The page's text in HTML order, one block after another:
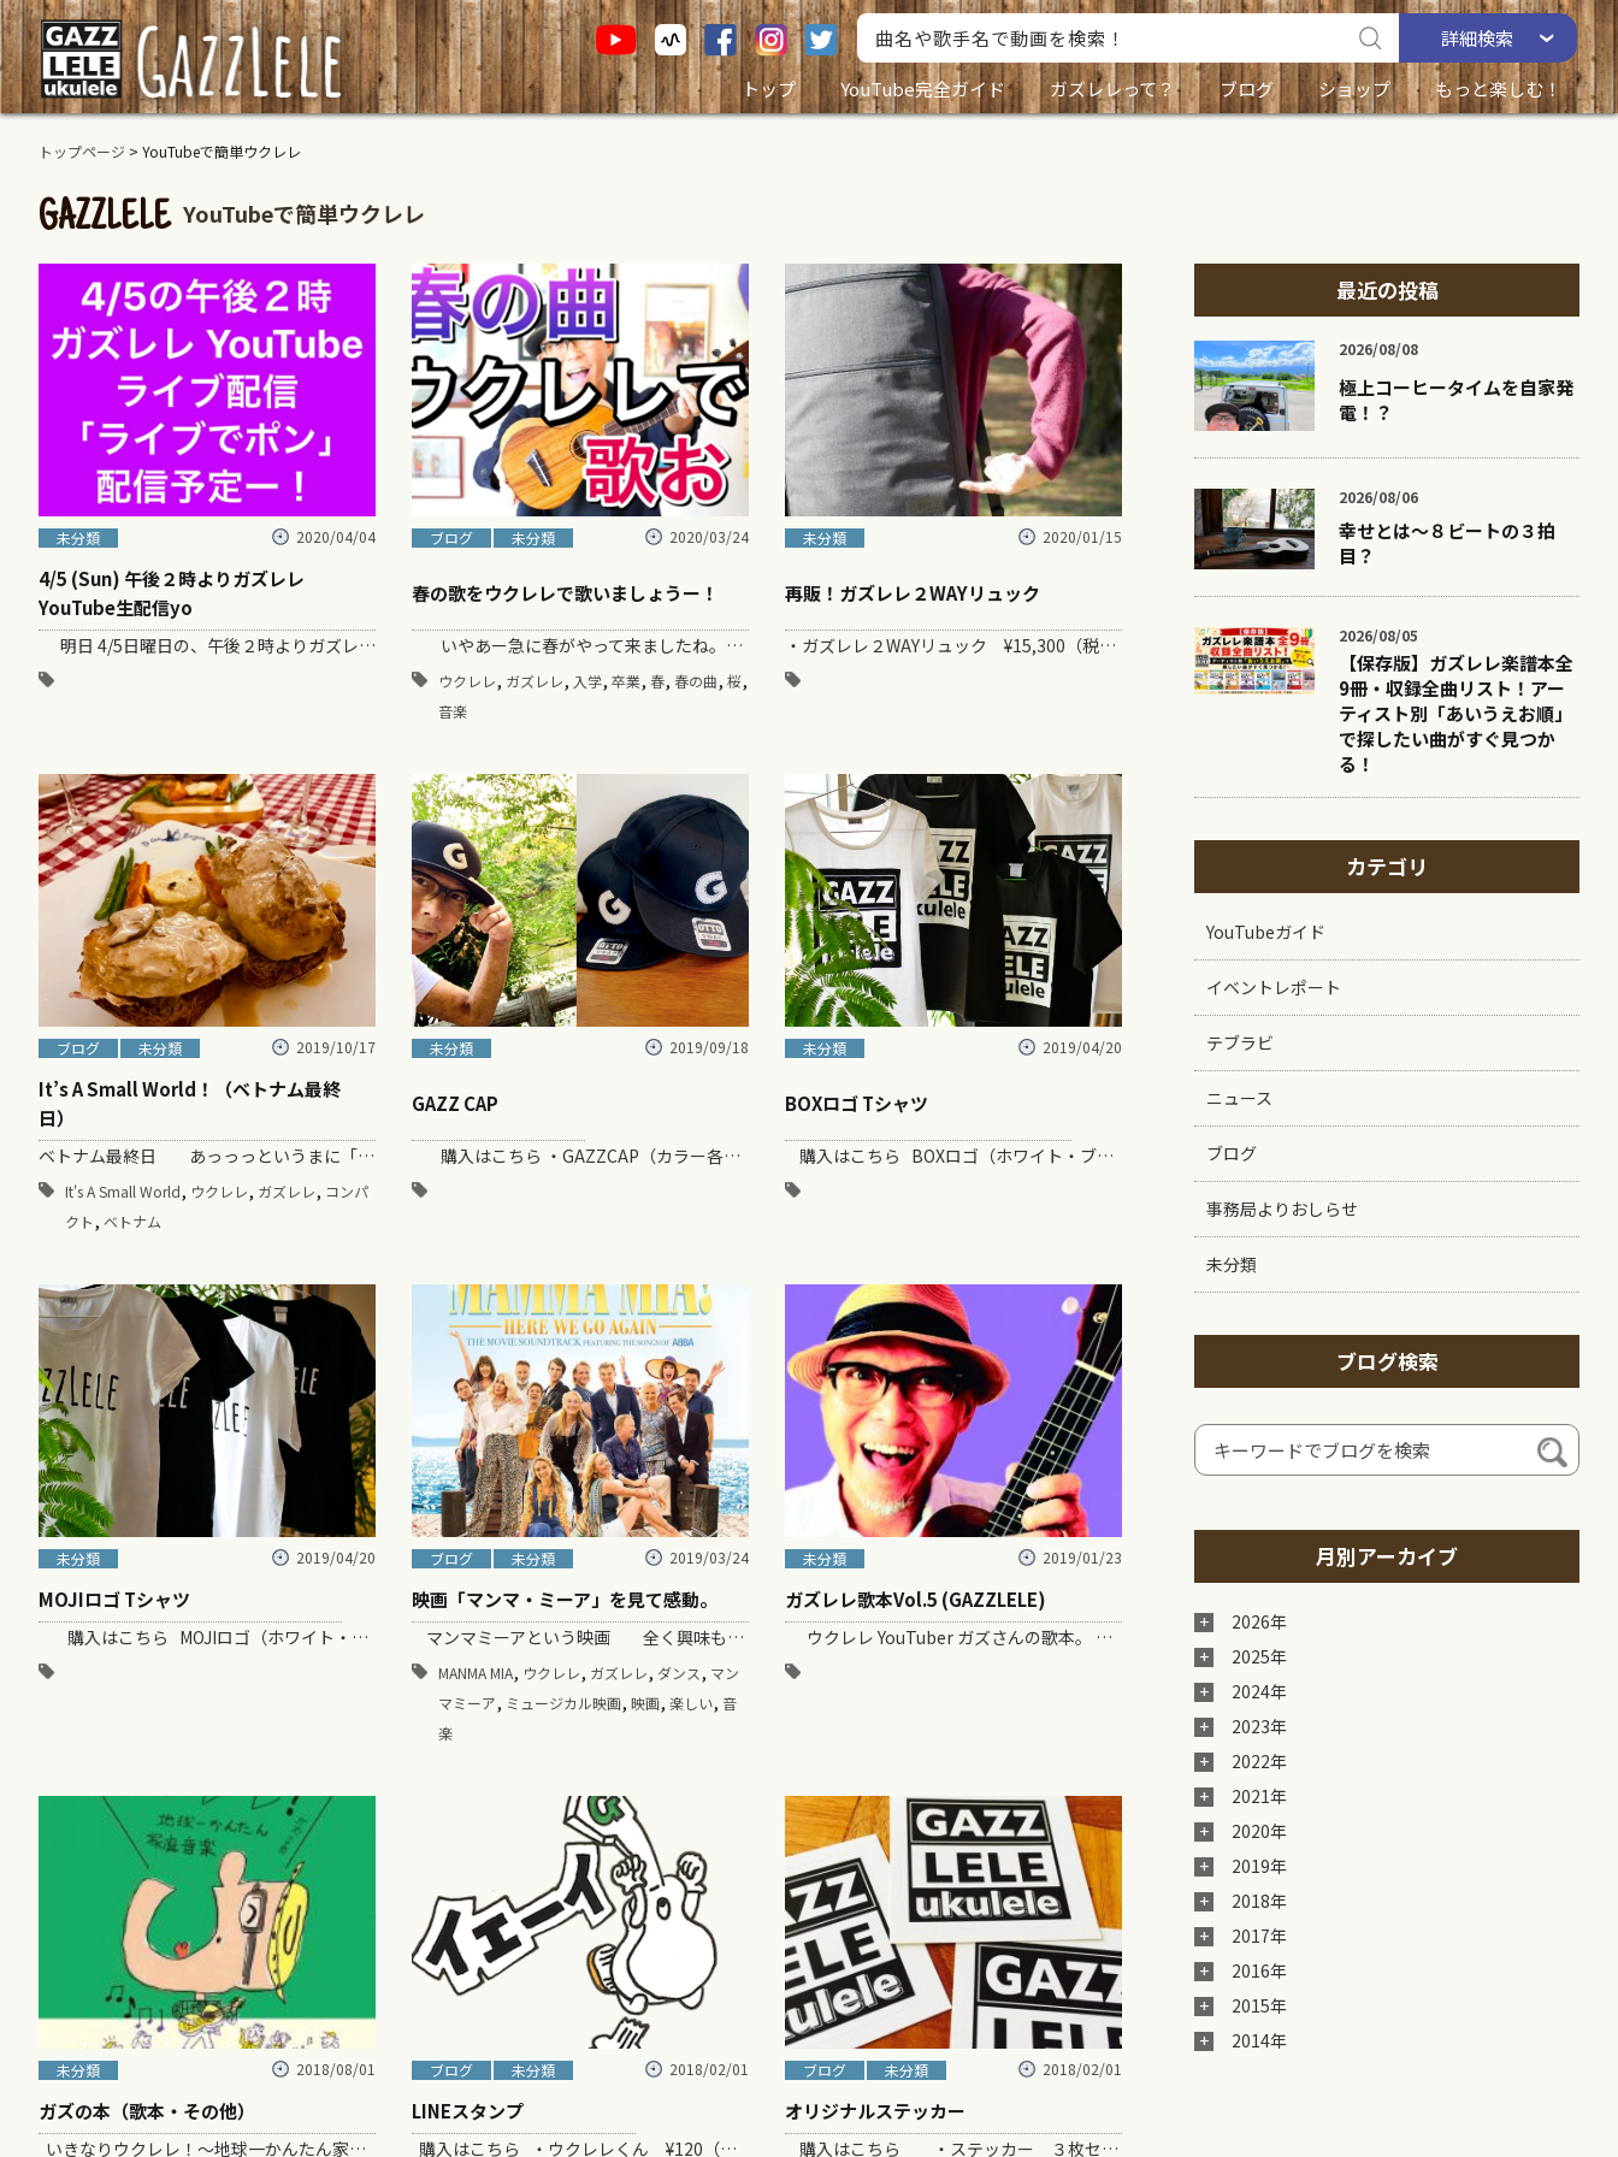
詳細検索
トップ
YouTube完全ガイド ガズレレって？ ブログ ショップ もっと楽しむ！
トップページ > YouTubeで簡単ウクレレ
GAZZLELE YouTubeで簡単ウクレレ
未分類 2020/04/04
4/5 (Sun) 午後２時よりガズレレ
YouTube生配信yo
明日 4/5日曜日の、午後２時よりガズレレYouTube生配信予定！ 是非ご…
ブログ 未分類 2020/03/24
春の歌をウクレレで歌いましょうー！
いやあー急に春がやって来ましたね。。 &nb…
ウクレレ, ガズレレ, 入学, 卒業, 春, 春の曲, 桜,
音楽
未分類 2020/01/15
再販！ガズレレ２WAYリュック
・ガズレレ２WAYリュック ¥15,300（税込・送料無料） 【予約販売開始 限定100個】 お待たせ致しました！…
ブログ 未分類 2019/10/17
It’s A Small World！（ベトナム最終
日）
ベトナム最終日 あっっっというまに「ガズと行くベトナムツアー＋セミオーダーウクレレツアー」終了！ &nb…
It's A Small World, ウクレレ, ガズレレ, コンパ
クト , ベトナム
未分類 2019/09/18
GAZZ CAP
購入はこちら ・GAZZCAP（カラー各種） ¥5100（税込・送料無料） いつもの洋…
未分類 2019/04/20
BOXロゴ Tシャツ
購入はこちら BOXロゴ（ホワイト・ブラック） ¥3,590(税込・送料無料) タグ仕様：全サイズ共通 ・襟ぐりGAZZLE…
未分類 2019/04/20
MOJIロゴ Tシャツ
購入はこちら MOJIロゴ（ホワイト・ブラック）¥3,590（税込・送料無料） MOJIロゴ（限定MOJIカラ…
ブログ 未分類 2019/03/24
映画「マンマ・ミーア」を見て感動。
マンマミーアという映画 全く興味もなかったんですが、なんとなく、この映画を見…
MANMA MIA, ウクレレ, ガズレレ, ダンス , マン
マミーア, ミュージカル映画, 映画, 楽しい, 音
楽
未分類 2019/01/23
ガズレレ歌本Vol.5 (GAZZLELE)
ウクレレ YouTuber ガズさんの歌本。 ガズさん手書きのチョー楽しい譜面。 第四弾！ ******…
未分類 2018/08/01
ガズの本（歌本・その他）
いきなりウクレレ！〜地球一かんたん家庭音楽〜」 （主婦の友社刊） ​ ​8/1発売！ガズがいいこと言ってる本を出版！ 絶賛発売中！！
ブログ 未分類 2018/02/01
LINEスタンプ
購入はこちら ・ウクレレくん ¥120（税込） ガズレレからLINEスタンプ登場！！！！ …
ブログ 未分類 2018/02/01
オリジナルステッカー
購入はこちら ・ステッカー ３枚セット ¥640(税込・送料無料) ウクレレやコー…
最近の投稿
2026/08/08
極上コーヒータイムを自家発
電！？
2026/08/06
幸せとは〜８ビートの３拍
目？
2026/08/05
【保存版】ガズレレ楽譜本全
9冊・収録全曲リスト！アー
ティスト別「あいうえお順」
で探したい曲がすぐ見つか
る！
カテゴリ
YouTubeガイド
イベントレポート
テブラビ
ニュース
ブログ
事務局よりおしらせ
未分類
ブログ検索
月別アーカイブ
2026年
2025年
2024年
2023年
2022年
2021年
2020年
2019年
2018年
2017年
2016年
2015年
2014年